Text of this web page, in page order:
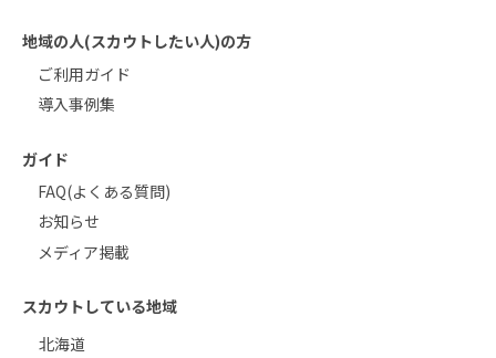
地域の人(スカウトしたい人)の方
ご利用ガイド
導入事例集
ガイド
FAQ(よくある質問)
お知らせ
メディア掲載
スカウトしている地域
北海道